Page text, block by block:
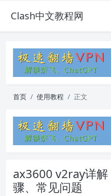
Clash中文教程网
首页 使用教程 正文
ax3600 v2ray详
骤、常见问题